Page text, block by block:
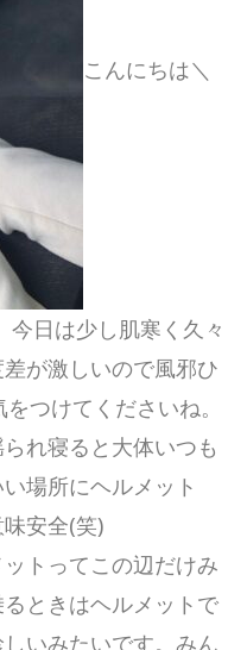
こんにちは＼
日は少し肌寒く久々
が激しいので風邪ひ
つけてくださいね。
れ寝ると大体いつも
場所にヘルメット
安全(笑)
トってこの辺だけみ
ときはヘルメットで
いみたいです。みん